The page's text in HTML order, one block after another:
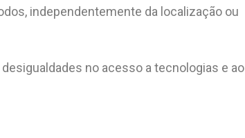
independentemente da localização ou
no acesso a tecnologias e ao